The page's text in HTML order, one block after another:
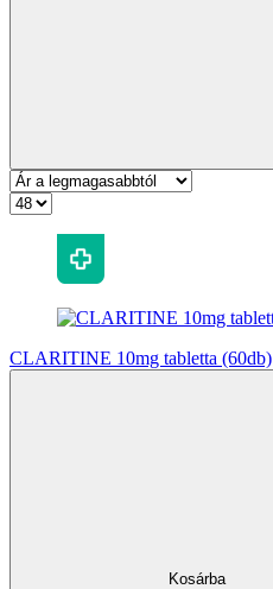
CLARITINE 10mg tabletta (60db)
Kosárba